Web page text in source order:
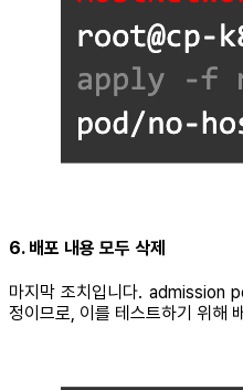
6. 배포 내용 모두 삭제
마지막 조치입니다. admission
정이므로, 이를 테스트하기 위해